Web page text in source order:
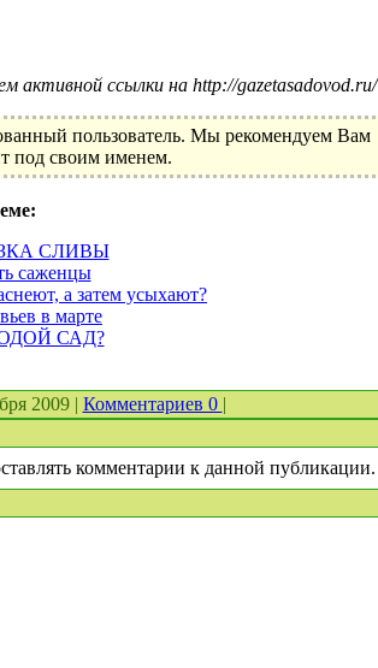
активной ссылки на http://gazetasadovod.ru/
пользователь. Мы рекомендуем Вам
под своим именем.
СЛИВЫ
саженцы
а затем усыхают?
в марте
САД?
2009 | Комментариев 0 |
комментарии к данной публикации.